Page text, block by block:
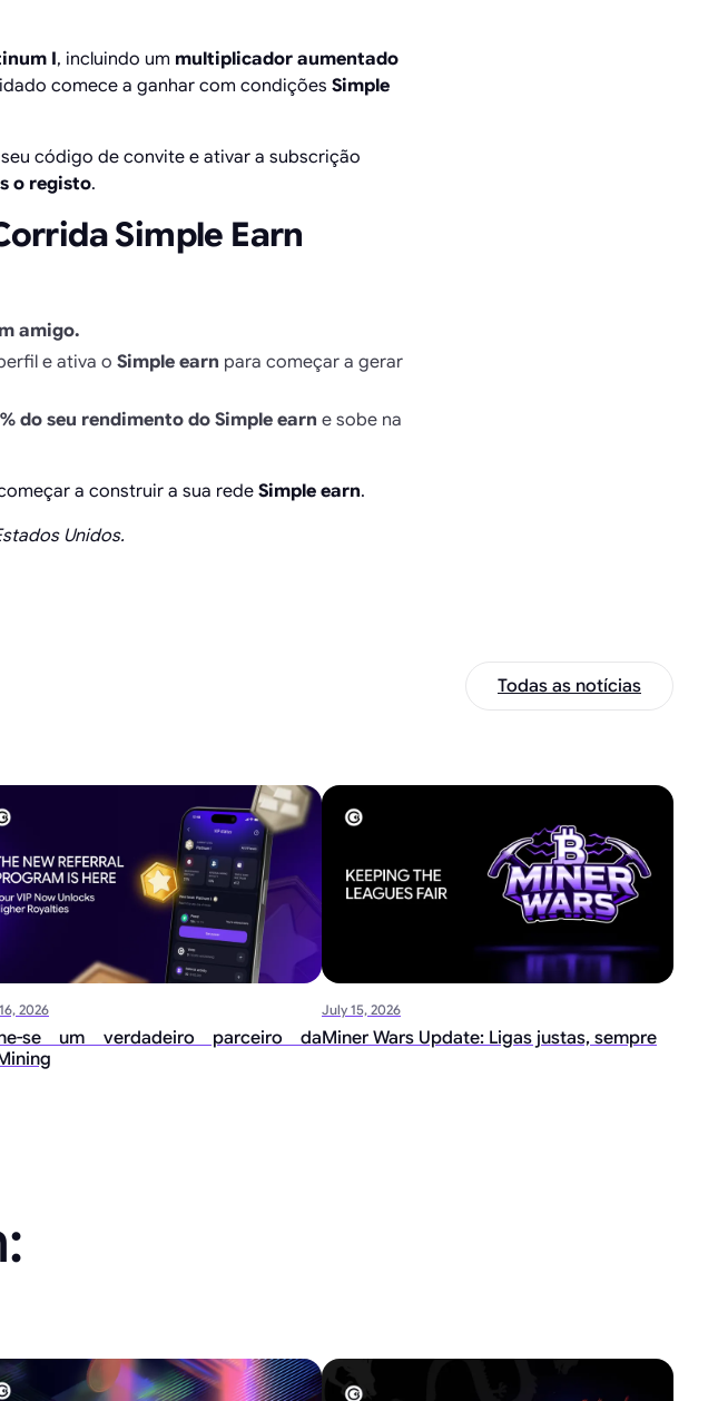
I, incluindo um multiplicador aumentado
comece a ganhar com condições Simple
código de convite e ativar a subscrição
o registo.
Simple Earn
amigo.
e ativa o Simple earn para começar a gerar
do seu rendimento do Simple earn e sobe na
a construir a sua rede Simple earn.
Unidos.
Todas as notícias
2026
se um verdadeiro parceiro da
July 15, 2026
Miner Wars Update: Ligas justas, sempre